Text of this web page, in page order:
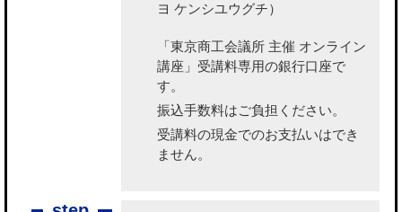
ヨ ケンシユウグチ）
「東京商工会議所 主催 オンライン
講座」受講料専用の銀行口座で
す。
振込手数料はご負担ください。
受講料の現金でのお支払いはでき
ません。